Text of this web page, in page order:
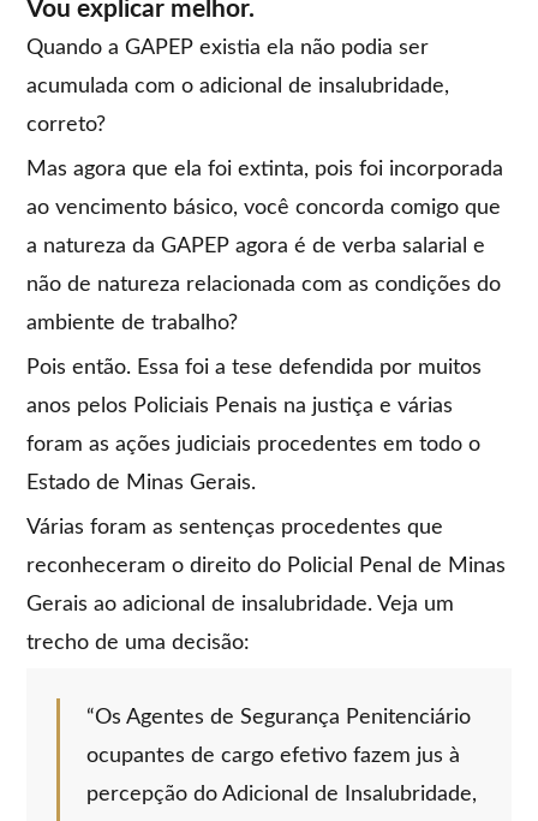
Vou explicar melhor.
Quando a GAPEP existia ela não podia ser
acumulada com o adicional de insalubridade,
correto?
Mas agora que ela foi extinta, pois foi incorporada
ao vencimento básico, você concorda comigo que
a natureza da GAPEP agora é de verba salarial e
não de natureza relacionada com as condições do
ambiente de trabalho?
Pois então. Essa foi a tese defendida por muitos
anos pelos Policiais Penais na justiça e várias
foram as ações judiciais procedentes em todo o
Estado de Minas Gerais.
Várias foram as sentenças procedentes que
reconheceram o direito do Policial Penal de Minas
Gerais ao adicional de insalubridade. Veja um
trecho de uma decisão:
“Os Agentes de Segurança Penitenciário
ocupantes de cargo efetivo fazem jus à
percepção do Adicional de Insalubridade,